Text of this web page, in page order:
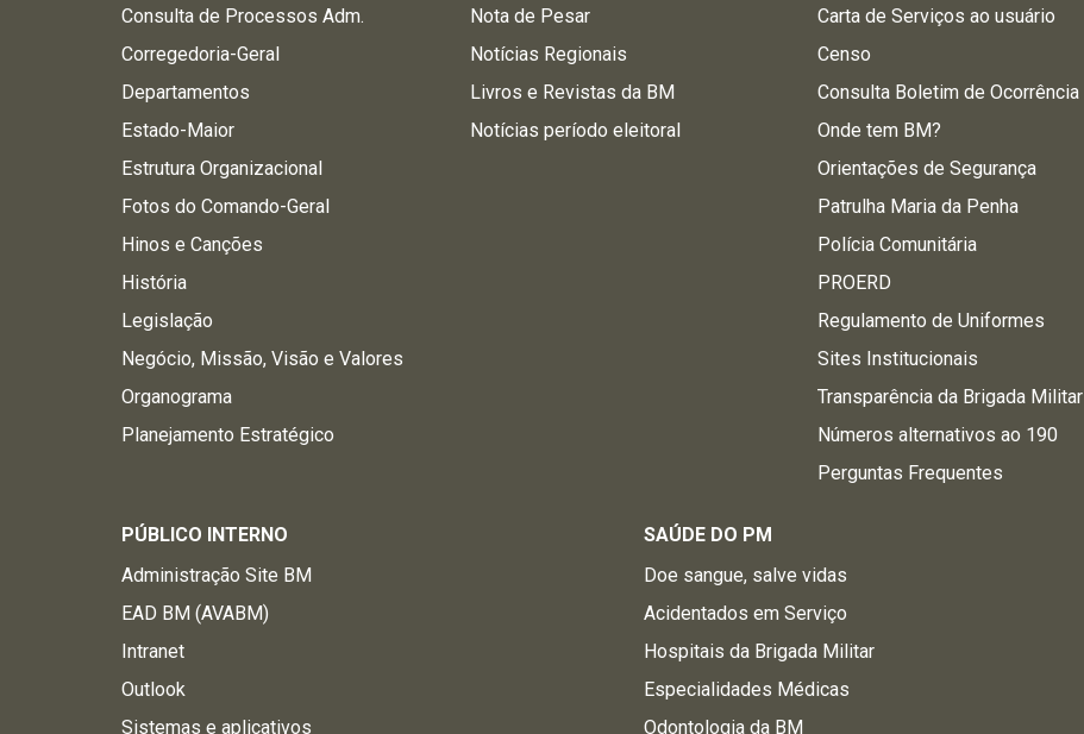
Consulta de Processos Adm.
Corregedoria-Geral
Departamentos
Estado-Maior
Estrutura Organizacional
Fotos do Comando-Geral
Hinos e Canções
História
Legislação
Negócio, Missão, Visão e Valores
Organograma
Planejamento Estratégico
Nota de Pesar
Notícias Regionais
Livros e Revistas da BM
Notícias período eleitoral
Carta de Serviços ao usuário
Censo
Consulta Boletim de Ocorrência
Onde tem BM?
Orientações de Segurança
Patrulha Maria da Penha
Polícia Comunitária
PROERD
Regulamento de Uniformes
Sites Institucionais
Transparência da Brigada Militar
Números alternativos ao 190
Perguntas Frequentes
PÚBLICO INTERNO
Administração Site BM
EAD BM (AVABM)
Intranet
Outlook
Sistemas e aplicativos
SAÚDE DO PM
Doe sangue, salve vidas
Acidentados em Serviço
Hospitais da Brigada Militar
Especialidades Médicas
Odontologia da BM